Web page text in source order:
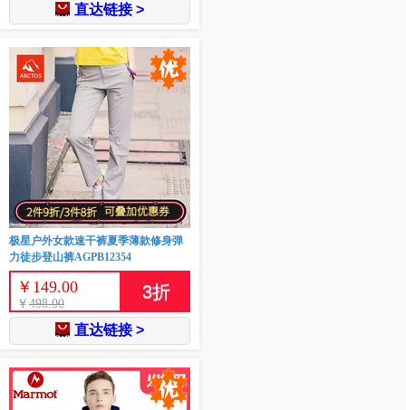
直达链接 >
极星户外女款速干裤夏季薄款修身弹
力徒步登山裤AGPB12354
￥ 149.00
￥ 498.00
3折
直达链接 >